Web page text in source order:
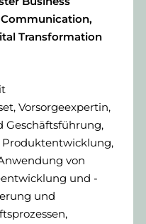
Transformation
Vorsorgeexpertin,
von
und -
und